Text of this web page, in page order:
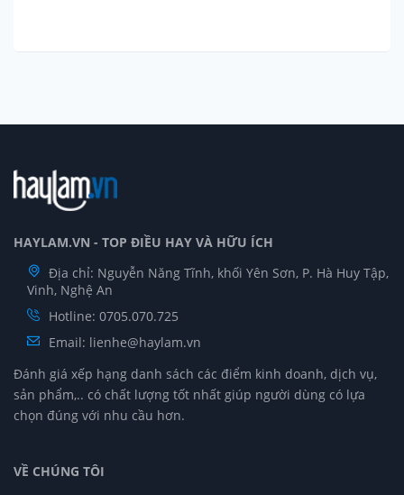
HAYLAM.VN - TOP ĐIỀU HAY VÀ HỮU ÍCH
Địa chỉ: Nguyễn Năng Tĩnh, khối Yên Sơn, P. Hà Huy Tập,
Vinh, Nghệ An
Hotline: 0705.070.725
Email: lienhe@haylam.vn
Đánh giá xếp hạng danh sách các điểm kinh doanh, dịch vụ,
sản phẩm,.. có chất lượng tốt nhất giúp người dùng có lựa
chọn đúng với nhu cầu hơn.
VỀ CHÚNG TÔI